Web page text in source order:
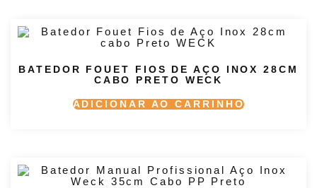
BATEDOR FOUET FIOS DE AÇO INOX 28CM
CABO PRETO WECK
ADICIONAR AO CARRINHO